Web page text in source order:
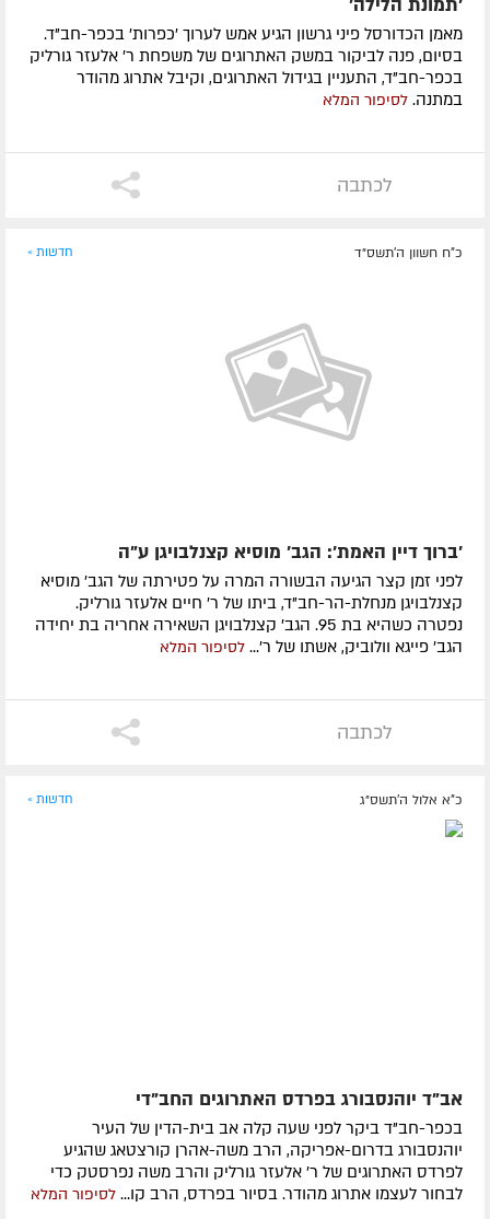
'תמונת הלילה'
מאמן הכדורסל פיני גרשון הגיע אמש לערוך 'כפרות' בכפר-חב"ד.
בסיום, פנה לביקור במשק האתרוגים של משפחת ר' אלעזר גורליק
בכפר-חב"ד, התעניין בגידול האתרוגים, וקיבל אתרוג מהודר
במתנה. לסיפור המלא
לכתבה
כ"ח חשוון ה׳תשס״ד חדשות »
'ברוך דיין האמת': הגב' מוסיא קצנלבויגן ע"ה
לפני זמן קצר הגיעה הבשורה המרה על פטירתה של הגב' מוסיא
קצנלבויגן מנחלת-הר-חב"ד, ביתו של ר' חיים אלעזר גורליק.
נפטרה כשהיא בת 95. הגב' קצנלבויגן השאירה אחריה בת יחידה
הגב' פייגא וולוביק, אשתו של ר'... לסיפור המלא
לכתבה
כ"א אלול ה׳תשס״ג חדשות »
אב"ד יוהנסבורג בפרדס האתרוגים החב"די
בכפר-חב"ד ביקר לפני שעה קלה אב בית-הדין של העיר
יוהנסבורג בדרום-אפריקה, הרב משה-אהרן קורצטאג שהגיע
לפרדס האתרוגים של ר' אלעזר גורליק והרב משה נפרסטק כדי
לבחור לעצמו אתרוג מהודר. בסיור בפרדס, הרב קו... לסיפור המלא